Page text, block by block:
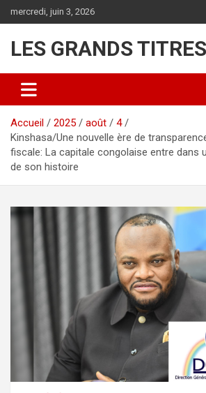
au
mercredi, juin 3, 2026
LES GRANDS TITRES
Accueil 2025 août
4
Kinshasa/Une nouvelle ère de
fiscale: La capitale congolaise entre dans
de son histoire